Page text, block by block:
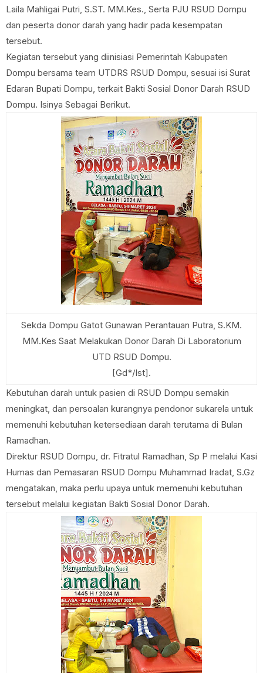
Laila Mahligai Putri, S.ST. MM.Kes., Serta PJU RSUD Dompu
dan peserta donor darah yang hadir pada kesempatan
tersebut.
Kegiatan tersebut yang diinisiasi Pemerintah Kabupaten
Dompu bersama team UTDRS RSUD Dompu, sesuai isi Surat
Edaran Bupati Dompu, terkait Bakti Sosial Donor Darah RSUD
Dompu. Isinya Sebagai Berikut.
Sekda Dompu Gatot Gunawan Perantauan Putra, S.KM.
MM.Kes Saat Melakukan Donor Darah Di Laboratorium
UTD RSUD Dompu.
[Gd*/Ist].
Kebutuhan darah untuk pasien di RSUD Dompu semakin
meningkat, dan persoalan kurangnya pendonor sukarela untuk
memenuhi kebutuhan ketersediaan darah terutama di Bulan
Ramadhan.
Direktur RSUD Dompu, dr. Fitratul Ramadhan, Sp P melalui Kasi
Humas dan Pemasaran RSUD Dompu Muhammad Iradat, S.Gz
mengatakan, maka perlu upaya untuk memenuhi kebutuhan
tersebut melalui kegiatan Bakti Sosial Donor Darah.